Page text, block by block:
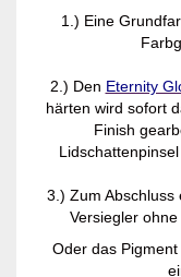
1.) Eine
2.) Den Eternity
härten wird sofort
Finish
3.) Zum
Versiegler
Oder das